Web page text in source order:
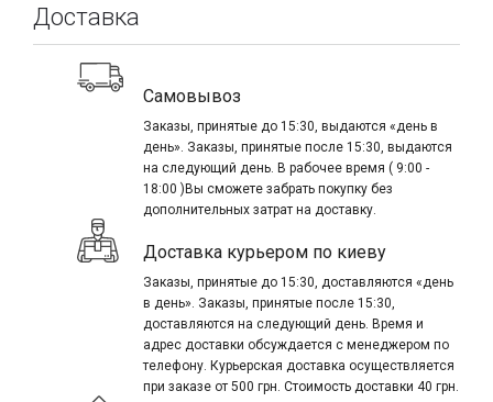
Доставка
Самовывоз
Заказы, принятые до 15:30, выдаются «день в
день». Заказы, принятые после 15:30, выдаются
на следующий день. В рабочее время ( 9:00 -
18:00 )Вы сможете забрать покупку без
дополнительных затрат на доставку.
Доставка курьером по киеву
Заказы, принятые до 15:30, доставляются «день
в день». Заказы, принятые после 15:30,
доставляются на следующий день. Время и
адрес доставки обсуждается с менеджером по
телефону. Курьерская доставка осуществляется
при заказе от 500 грн. Стоимость доставки 40 грн.